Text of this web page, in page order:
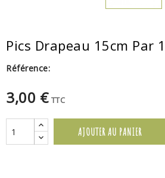
Pics Drapeau 15cm Par
Référence:
3,00 € TTC
AJOUTER AU PANIER